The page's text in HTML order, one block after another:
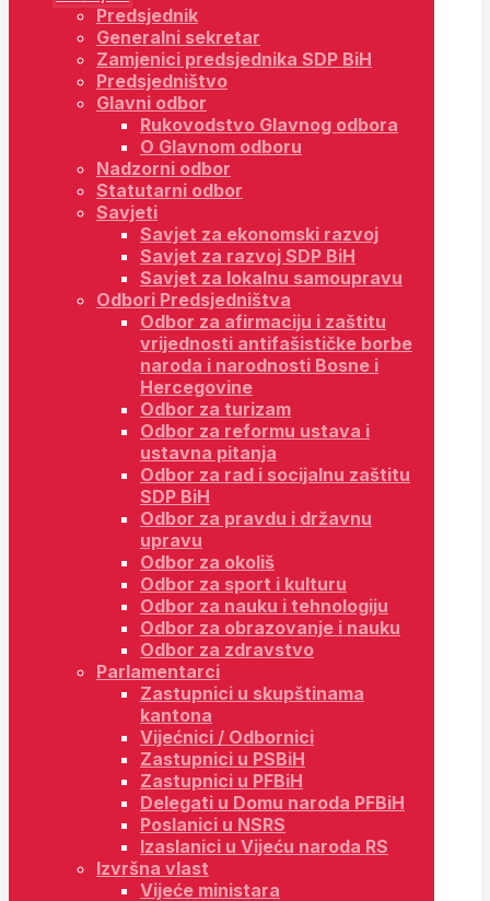
Predsjednik
Generalni sekretar
Zamjenici predsjednika SDP BiH
Predsjedništvo
Glavni odbor
Rukovodstvo Glavnog odbora
O Glavnom odboru
Nadzorni odbor
Statutarni odbor
Savjeti
Savjet za ekonomski razvoj
Savjet za razvoj SDP BiH
Savjet za lokalnu samoupravu
Odbori Predsjedništva
Odbor za afirmaciju i zaštitu
vrijednosti antifašističke borbe
naroda i narodnosti Bosne i
Hercegovine
Odbor za turizam
Odbor za reformu ustava i
ustavna pitanja
Odbor za rad i socijalnu zaštitu
SDP BiH
Odbor za pravdu i državnu
upravu
Odbor za okoliš
Odbor za sport i kulturu
Odbor za nauku i tehnologiju
Odbor za obrazovanje i nauku
Odbor za zdravstvo
Parlamentarci
Zastupnici u skupštinama
kantona
Vijećnici / Odbornici
Zastupnici u PSBiH
Zastupnici u PFBiH
Delegati u Domu naroda PFBiH
Poslanici u NSRS
Izaslanici u Vijeću naroda RS
Izvršna vlast
Vijeće ministara